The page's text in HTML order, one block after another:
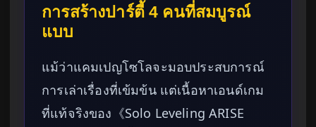
การสร้างปาร์ตี้ 4 คนที่สมบูรณ์
แบบ
แม้ว่าแคมเปญโซโลจะมอบประสบการณ์
การเล่าเรื่องที่เข้มข้น แต่เนื้อหาเอนด์เกม
ที่แท้จริงของ《Solo Leveling ARISE